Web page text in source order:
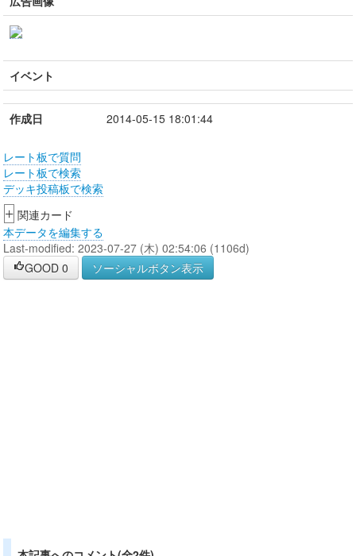
イベント
作成日 2014-05-15 18:01:44
レート板で質問
レート板で検索
デッキ投稿板で検索
+ 関連カード
本データを編集する
Last-modified: 2023-07-27 (木) 02:54:06 (1106d)
GOOD 0 ソーシャルボタン表示